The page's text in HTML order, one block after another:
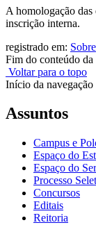
A homologação das
inscrição interna.
registrado em: Sobre
Fim do conteúdo da
Voltar para o topo
Início da navegação
Assuntos
Campus e
Espaço do
Espaço do
Processo
Concursos
Editais
Reitoria